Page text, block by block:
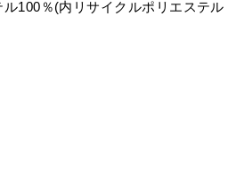
100％(内リサイクルポリエステル